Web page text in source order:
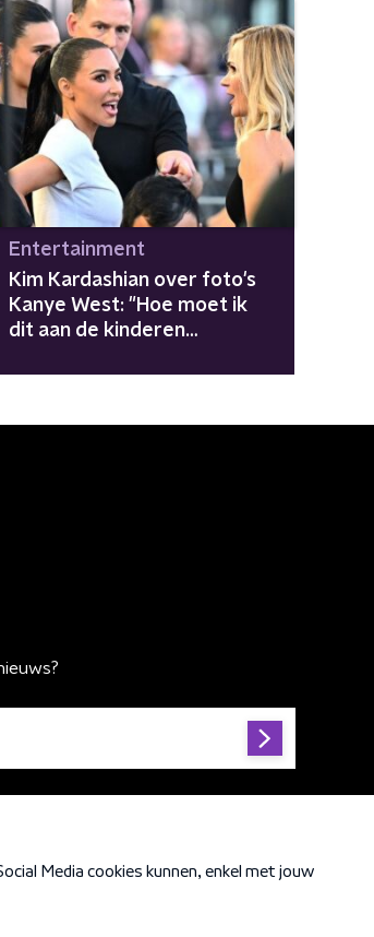
Entertainment
Kim Kardashian over foto's
Kanye West: "Hoe moet ik
dit aan de kinderen